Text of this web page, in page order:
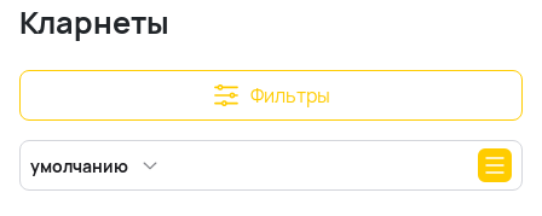
Кларнеты
Фильтры
умолчанию